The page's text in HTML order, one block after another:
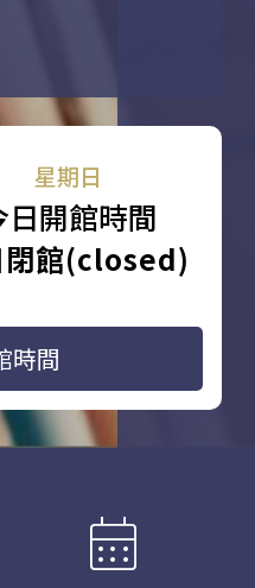
星期日
日開館時間
閉館(closed)
時間
calendar_month